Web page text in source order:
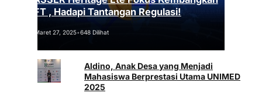
NFT , Hadapi Tantangan Regulasi!
Maret 27, 2025•648 Dilihat
Aldino, Anak Desa yang Menjadi
Mahasiswa Berprestasi Utama UNIMED
2025